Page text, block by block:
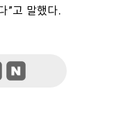
”고 말했다.